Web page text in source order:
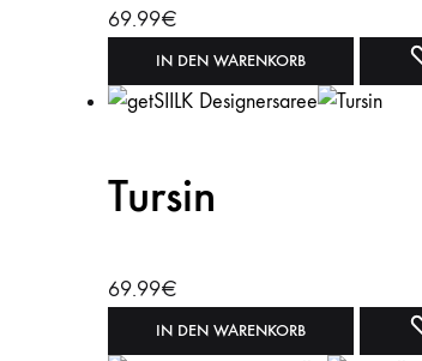
69.99€
IN DEN WARENKORB
Tursin
69.99€
IN DEN WARENKORB